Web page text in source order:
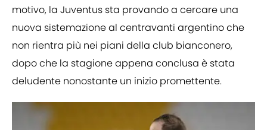
motivo, la Juventus sta provando a cercare una
nuova sistemazione al centravanti argentino che
non rientra più nei piani della club bianconero,
dopo che la stagione appena conclusa è stata
deludente nonostante un inizio promettente.